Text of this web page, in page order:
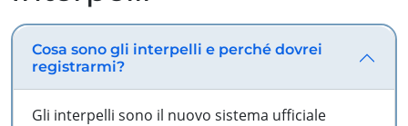
Cosa sono gli interpelli e perché dovrei
registrarmi?
Gli interpelli sono il nuovo sistema ufficiale